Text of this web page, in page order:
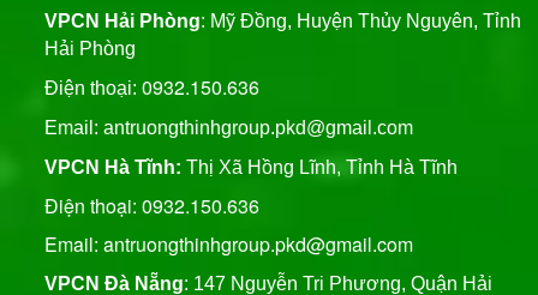
Mặt Trời ATT NLMT 300W
Liên hệ
Cao Áp
VPCN Hải Phòng: Mỹ Đồng, Huyện Thủy Nguyên, Tỉnh
Hải Phòng
Điện thoại: 0932.150.636
Email: antruongthinhgroup.pkd@gmail.com
VPCN Hà Tĩnh: Thị Xã Hồng Lĩnh, Tỉnh Hà Tĩnh
Điện thoại: 0932.150.636
Email: antruongthinhgroup.pkd@gmail.com
VPCN Đà Nẵng: 147 Nguyễn Tri Phương, Quận Hải